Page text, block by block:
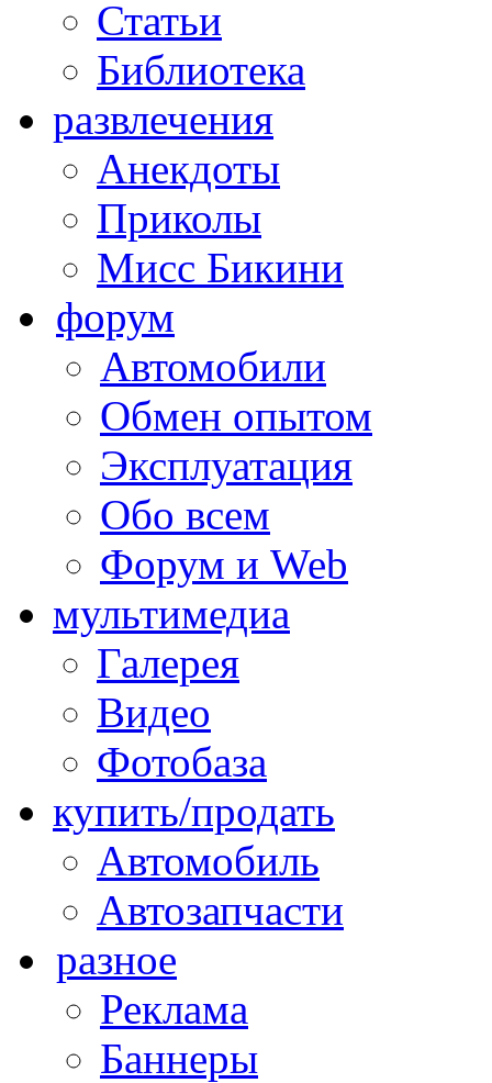
Статьи
Библиотека
развлечения
Анекдоты
Приколы
Мисс Бикини
форум
Автомобили
Обмен опытом
Эксплуатация
Обо всем
Форум и Web
мультимедиа
Галерея
Видео
Фотобаза
купить/продать
Автомобиль
Автозапчасти
разное
Реклама
Баннеры